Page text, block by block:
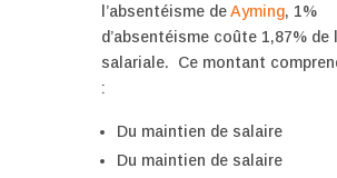
l’absentéisme deAyming, 1%
d’absentéisme coûte 1,87% de
salariale. Ce montant
:
Du maintien de salaire
Du maintien de salaire